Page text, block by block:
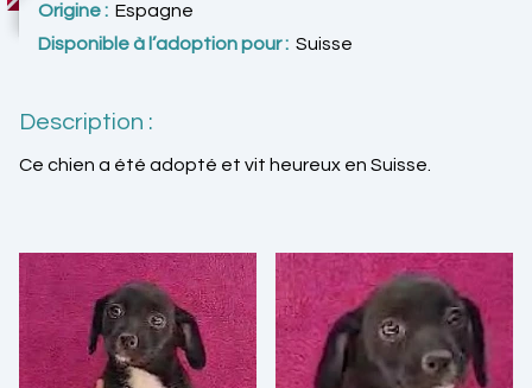
Origine : Espagne
Disponible à l’adoption pour : Suisse
Description :
Ce chien a été adopté et vit heureux en Suisse.